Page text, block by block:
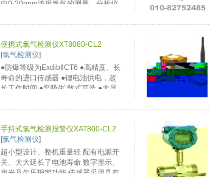
中0-20ppm浓度氯气的测量、分析仪
液晶显示屏幕、低电量指示灯和可以
警器。液晶显示屏每10秒钟输出显示
当前的氯气浓度，测量的最...
便携式氯气检测仪XT8080-CL2
[氯气检测仪]
●防爆等级为ExdibⅡCT6 ●高精度、长
寿命的进口传感器 ●锂电池供电，超
长工作时间 ●泵吸/扩散式可选 ●大屏
浓度气体冲击的自动保护功能 ●全软
手持式氯气检测报警仪XAT800-CL2
[氯气检测仪]
超小型设计、整机重量轻 配有电源开
关、大大延长了电池寿命 数字显示、
声光及欠压报警功能 传感器采用具有